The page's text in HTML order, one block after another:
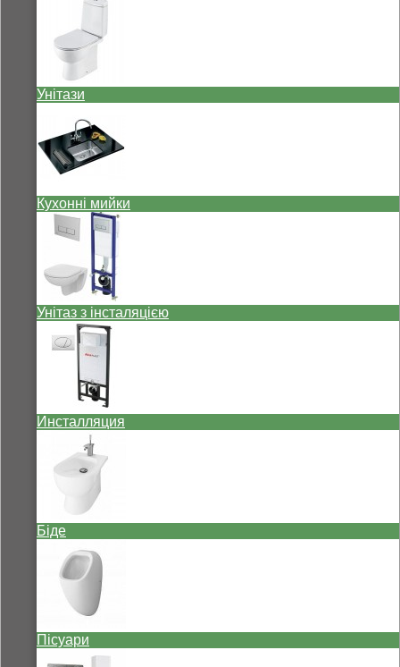
Унітази
Кухонні мийки
Унітаз з інсталяцією
Инсталляция
Біде
Пісуари